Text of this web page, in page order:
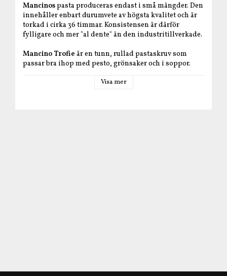
Mancinospasta produceras endast i små mängder. Den
innehåller enbart durumvete av högsta kvalitet och är
torkad i cirka 36 timmar. Konsistensen är därför
fylligare och mer "al dente" än den industritillverkade.
Mancino Trofie är en tunn, rullad pastaskruv som
passar bra ihop med pesto, grönsaker och i soppor.
Visa mer